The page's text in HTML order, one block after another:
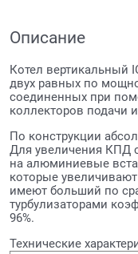
Описание
Котел вертикальный
двух равных по
соединенных при
коллекторов подачи
По конструкции
Для увеличения КПД
на алюминиевые
которые
имеют больший по
турбулизаторами
96%.
Технические